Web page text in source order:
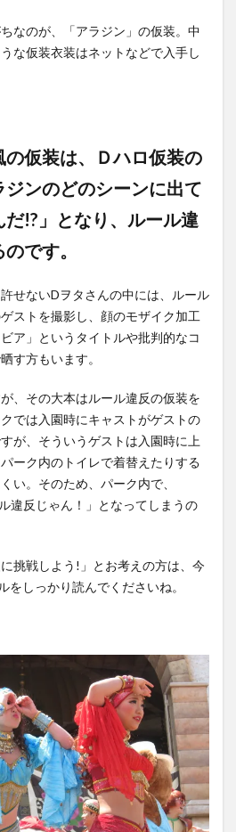
なのが、「アラジン」の仮装。中
な仮装衣装はネットなどで入手し
仮装は、Ｄハロ仮装の
ンのどのシーンに出て
だ!?」となり、ルール違
です。
せないDヲタさんの中には、ルール
ストを撮影し、顔のモザイク加工
ア」というタイトルや批判的なコ
す方もいます。
、その大本はルール違反の仮装を
では入園時にキャストがゲストの
が、そういうゲストは入園時に上
ーク内のトイレで着替えたりする
い。そのため、パーク内で、
違反じゃん！」となってしまうの
挑戦しよう!」とお考えの方は、今
をしっかり読んでくださいね。